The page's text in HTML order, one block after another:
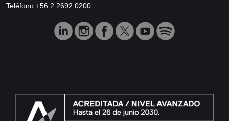
Teléfono +56 2 2692 0200